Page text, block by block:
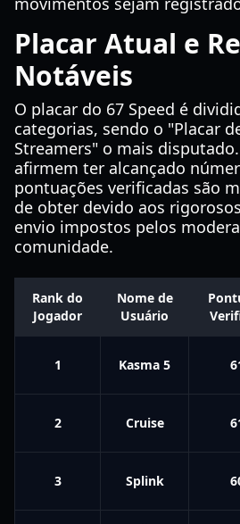
Placar Atual e
Notáveis
O placar do 67 Speed é
categorias, sendo o "Placar
Streamers" o mais
afirmem ter alcançado
pontuações verificadas são
de obter devido aos
envio impostos pelos
comunidade.
Rank do
Jogador
Nome de
Usuário
1 Kasma 5
2 Cruise
3 Splink